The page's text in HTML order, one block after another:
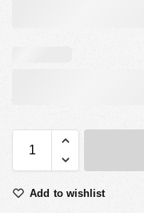
Add to wishlist